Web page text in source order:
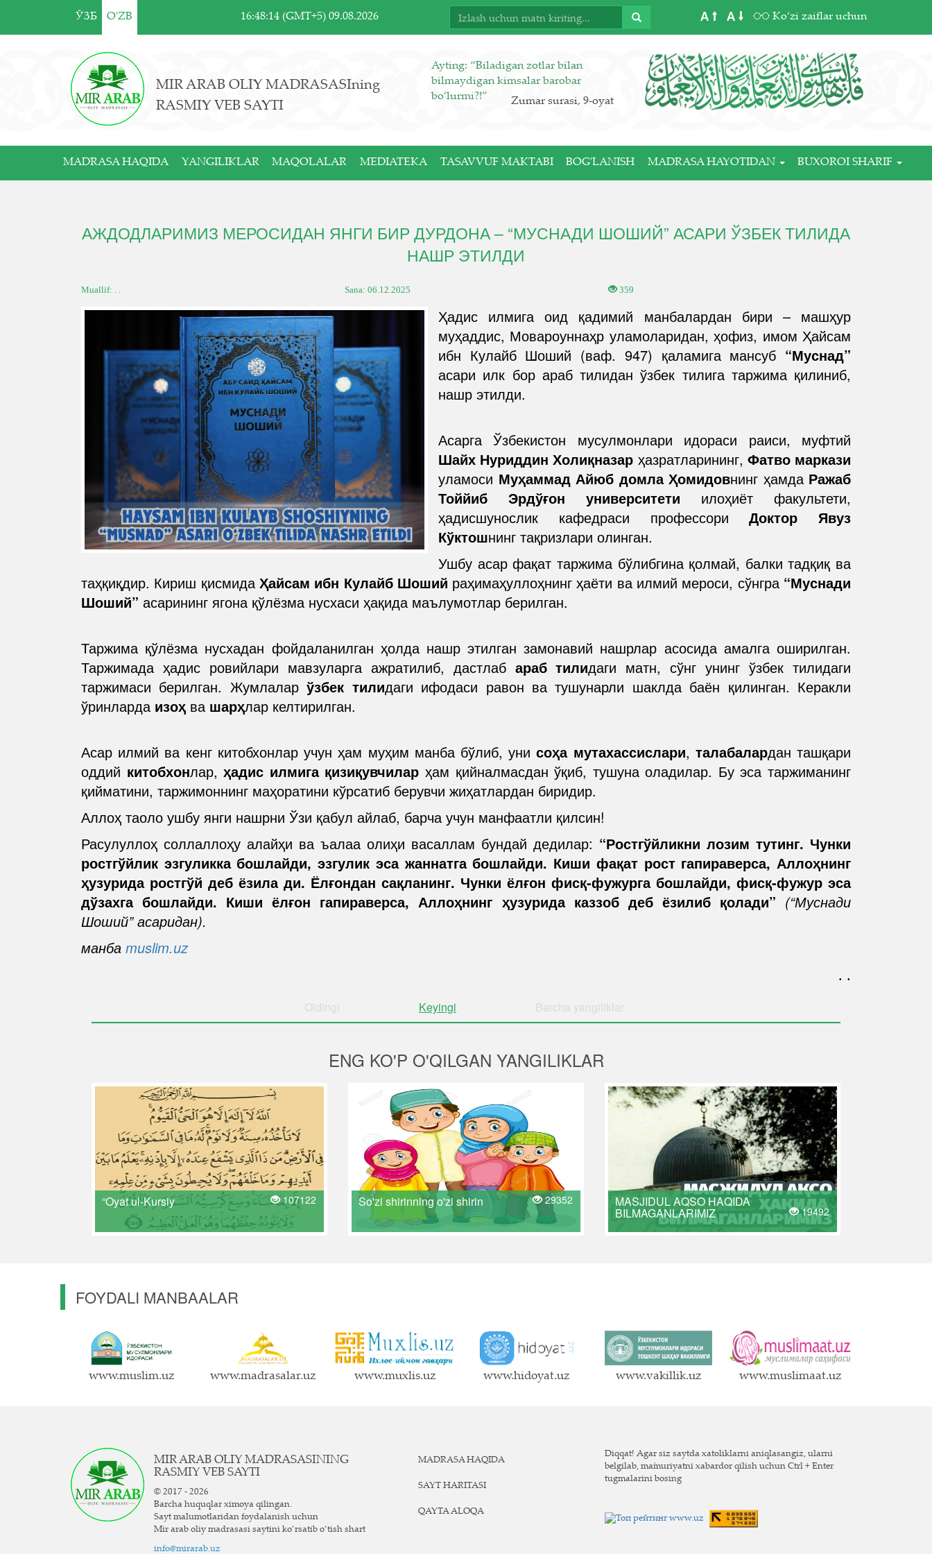
ЎЗБ O'ZB 16:48:14 (GMT+5) 09.08.2026 A A Ko‘zi zaiflar uchun
MIR ARAB OLIY MADRASASIning
RASMIY VEB SAYTI
Ayting: “Biladigan zotlar bilan
bilmaydigan kimsalar barobar
bo‘lurmi?!”
Zumar surasi, 9-oyat
MADRASA HAQIDA YANGILIKLAR MAQOLALAR MEDIATEKA TASAVVUF MAKTABI BOG'LANISH MADRASA HAYOTIDAN BUXOROI SHARIF
АЖДОДЛАРИМИЗ МЕРОСИДАН ЯНГИ БИР ДУРДОНА – “МУСНАДИ ШОШИЙ” АСАРИ ЎЗБЕК ТИЛИДА
НАШР ЭТИЛДИ
Muallif: . . Sana: 06.12.2025 359
Ҳадис илмига оид қадимий манбалардан бири – машҳур
муҳаддис, Мовароуннаҳр уламоларидан, ҳофиз, имом Ҳайсам
ибн Кулайб Шоший (ваф. 947) қаламига мансуб “Муснад”
асари илк бор араб тилидан ўзбек тилига таржима қилиниб,
нашр этилди.
Асарга Ўзбекистон мусулмонлари идораси раиси, муфтий
Шайх Нуриддин Холиқназар ҳазратларининг, Фатво маркази
уламоси Муҳаммад Айюб домла Ҳомидовнинг ҳамда Ражаб
Тоййиб Эрдўғон университети илоҳиёт факультети,
ҳадисшунослик кафедраси профессориДоктор Явуз
Кўктошнинг тақризлари олинган.
Ушбу асар фақат таржима бўлибгина қолмай, балки тадқиқ ва
таҳқиқдир. Кириш қисмидаҲайсам ибн Кулайб Шоший раҳимаҳуллоҳнинг ҳаёти ва илмий мероси, сўнгра “Муснади
Шоший” асарининг ягона қўлёзма нусхаси ҳақида маълумотлар берилган.
Таржима қўлёзма нусхадан фойдаланилган ҳолда нашр этилган замонавий нашрлар асосида амалга оширилган.
Таржимада ҳадис ровийлари мавзуларга ажратилиб, дастлаб араб тилидаги матн, сўнг унинг ўзбек тилидаги
таржимаси берилган. Жумлаларўзбек тилидаги ифодаси равон ва тушунарли шаклда баён қилинган. Керакли
ўринларда изоҳ ва шарҳлар келтирилган.
Асар илмий ва кенг китобхонлар учун ҳам муҳим манба бўлиб, унисоҳа мутахассислари, талабалардан ташқари
оддий китобхонлар,ҳадис илмига қизиқувчилар ҳам қийналмасдан ўқиб, тушуна оладилар. Бу эса таржиманинг
қийматини, таржимоннинг маҳоратини кўрсатиб берувчи жиҳатлардан биридир.
Аллоҳ таоло ушбу янги нашрни Ўзи қабул айлаб, барча учун манфаатли қилсин!
Расулуллоҳ соллаллоҳу алайҳи ва ъалаа олиҳи васаллам бундай дедилар: “Ростгўйликни лозим тутинг. Чунки
ростгўйлик эзгуликка бошлайди, эзгулик эса жаннатга бошлайди. Киши фақат рост гапираверса, Аллоҳнинг
ҳузурида ростгўй деб ёзила ди. Ёлғондан сақланинг. Чунки ёлғон фисқ-фужурга бошлайди, фисқ-фужур эса
дўзахга бошлайди. Киши ёлғон гапираверса, Аллоҳнинг ҳузурида каззоб деб ёзилиб қолади” (“Муснади
Шоший” асаридан).
манба muslim.uz
. .
Oldingi Keyingi Barcha yangiliklar
ENG KO'P O'QILGAN YANGILIKLAR
“Oyat ul-Kursiy 107122 So'zi shirinning o'zi shirin 29352 MASJIDUL AQSO HAQIDA
BILMAGANLARIMIZ 19492
FOYDALI MANBAALAR
www.muslim.uz www.madrasalar.uz www.muxlis.uz www.hidoyat.uz www.vakillik.uz www.muslimaat.uz
MIR ARAB OLIY MADRASASINING
RASMIY VEB SAYTI
© 2017 - 2026
Barcha huquqlar ximoya qilingan.
Sayt ma`lumotlaridan foydalanish uchun
Mir arab oliy madrasasi saytini ko‘rsatib o‘tish shart
info@mirarab.uz
MADRASA HAQIDA
SAYT HARITASI
QAYTA ALOQA
Diqqat! Agar siz saytda xatoliklarni aniqlasangiz, ularni
belgilab, ma`muriyatni xabardor qilish uchun Ctrl + Enter
tugmalarini bosing